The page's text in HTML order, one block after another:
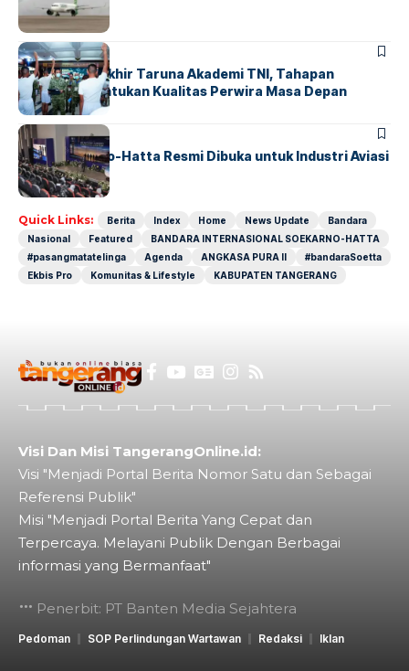
Nasional
BERITA
Sidang Pantukhir Taruna Akademi TNI, Tahapan
Strategis Tentukan Kualitas Perwira Masa Depan
BANDARA BERITA
IALC Soekarno-Hatta Resmi Dibuka untuk Industri Aviasi
Dunia
Quick Links: Berita Index Home News Update
Bandara
Nasional
Featured
BANDARA INTERNASIONAL SOEKARNO-HATTA
#pasangmatatelinga
Agenda ANGKASA PURA II
#bandaraSoetta
Ekbis Pro
Komunitas & Lifestyle KABUPATEN TANGERANG
Visi Dan Misi TangerangOnline.id:
Visi "Menjadi Portal Berita Nomor Satu dan Sebagai
Referensi Publik"
Misi "Menjadi Portal Berita Yang Cepat dan
Terpercaya. Melayani Publik Dengan Berbagai
informasi yang Bermanfaat"
Penerbit: PT Banten Media Sejahtera
Pedoman SOP Perlindungan Wartawan Redaksi Iklan